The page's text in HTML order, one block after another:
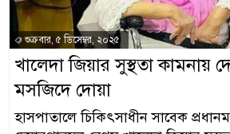
শুক্রবার, ৫ ডিসেম্বর, ২০২৫
খালেদা জিয়ার সুস্থতা কামনায়
মসজিদে দোয়া
হাসপাতালে চিকিৎসাধীন সাবেক